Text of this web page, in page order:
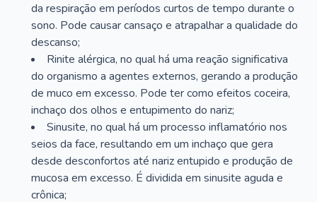
da respiração em períodos curtos de tempo durante o
sono. Pode causar cansaço e atrapalhar a qualidade do
descanso;
Rinite alérgica, no qual há uma reação significativa
do organismo a agentes externos, gerando a produção
de muco em excesso. Pode ter como efeitos coceira,
inchaço dos olhos e entupimento do nariz;
Sinusite, no qual há um processo inflamatório nos
seios da face, resultando em um inchaço que gera
desde desconfortos até nariz entupido e produção de
mucosa em excesso. É dividida em sinusite aguda e
crônica;